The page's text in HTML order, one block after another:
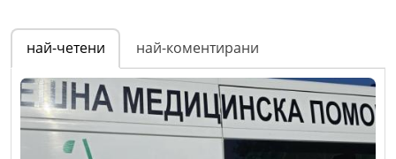
най-четени най-коментирани